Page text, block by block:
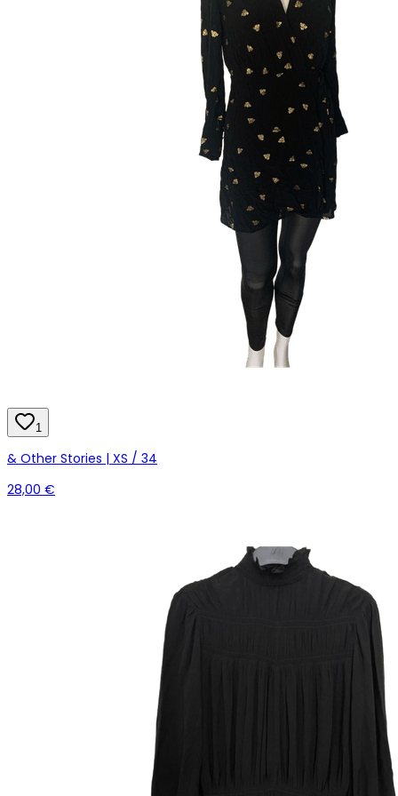
1
& Other Stories | XS / 34
28,00 €